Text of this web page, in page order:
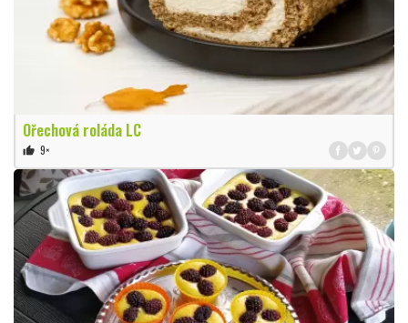
Ořechová roláda LC
thumb_up 9×